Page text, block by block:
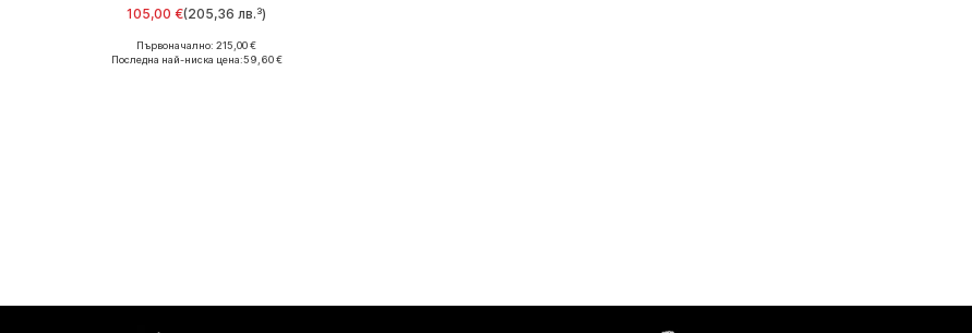
105,00 €(205,36 лв.³)
Налични размери: 40
Първоначално: 215,00 €
Последна най-ниска цена:59,60 €